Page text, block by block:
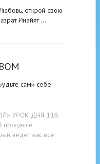
открой свою
Инайят …
cами cебе
УРОК ДНЯ 118:
процессе
ведет вас все